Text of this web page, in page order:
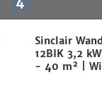
Sinclair
12BIK 3,2
- 40 m² |